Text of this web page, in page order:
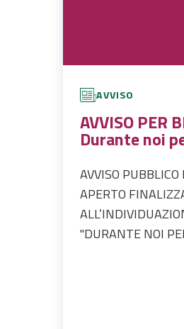
AVVISO
AVVISO PER
Durante noi
AVVISO PUBBLICO
APERTO
DEL PROGETTO
"DURANTE NOI